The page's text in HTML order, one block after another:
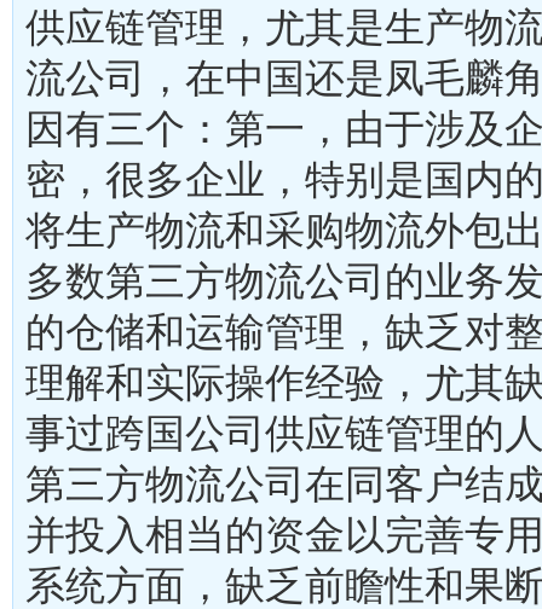
供应链管理，尤其是生产物
流公司，在中国还是凤毛麟
因有三个：第一，由于涉及
密，很多企业，特别是国内
将生产物流和采购物流外包
多数第三方物流公司的业务
的仓储和运输管理，缺乏对
理解和实际操作经验，尤其
事过跨国公司供应链管理的
第三方物流公司在同客户结
并投入相当的资金以完善专
系统方面，缺乏前瞻性和果